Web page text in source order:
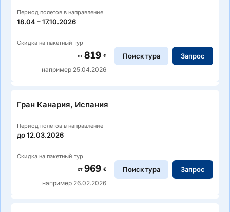
Период полетов в направление
18.04 – 17.10.2026
Скидка на пакетный тур
от 819 €
например 25.04.2026
Поиск тура Запрос
Гран Канария, Испания
Период полетов в направление
до 12.03.2026
Скидка на пакетный тур
от 969 €
например 26.02.2026
Поиск тура Запрос